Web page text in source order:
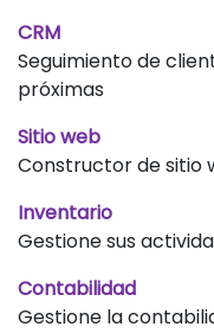
CRM
Seguimiento de
próximas
Sitio web
Constructor de sitio
Inventario
Gestione sus
Contabilidad
Gestione la